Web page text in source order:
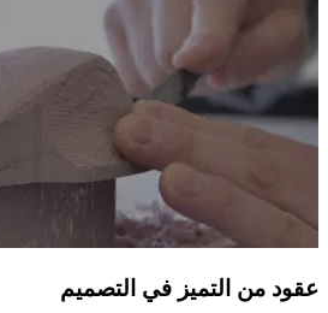
عقود من التميز في التصميم